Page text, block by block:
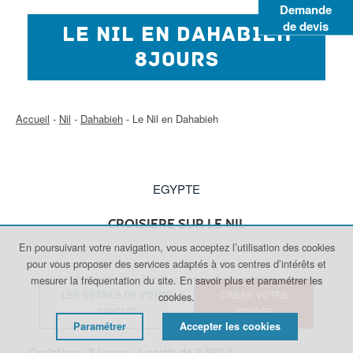
Demande
de devis
LE NIL EN DAHABIEH
8JOURS
Accueil - Nil - Dahabieh - Le Nil en Dahabieh
EGYPTE
CROISIERE SUR LE NIL
LES DÉTAILS DE VOTRE
CIRCUIT
VOYAGE
En poursuivant votre navigation, vous acceptez l’utilisation des cookies
pour vous proposer des services adaptés à vos centres d’intérêts et
mesurer la fréquentation du site. En savoir plus et paramétrer les
cookies.
Paramétrer Accepter les cookies